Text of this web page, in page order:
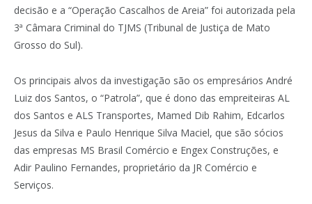
decisão e a “Operação Cascalhos de Areia” foi autorizada pela
3ª Câmara Criminal do TJMS (Tribunal de Justiça de Mato
Grosso do Sul).
Os principais alvos da investigação são os empresários André
Luiz dos Santos, o “Patrola”, que é dono das empreiteiras AL
dos Santos e ALS Transportes, Mamed Dib Rahim, Edcarlos
Jesus da Silva e Paulo Henrique Silva Maciel, que são sócios
das empresas MS Brasil Comércio e Engex Construções, e
Adir Paulino Fernandes, proprietário da JR Comércio e
Serviços.